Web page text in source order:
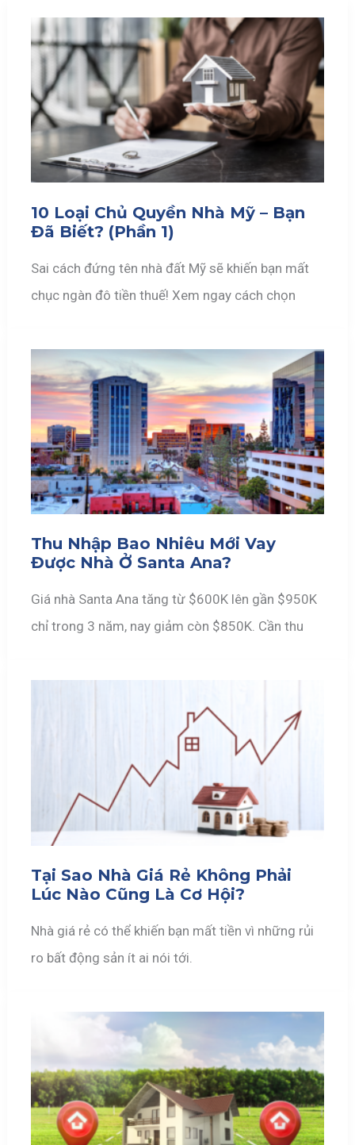
10 Loại Chủ Quyền Nhà Mỹ – Bạn
Đã Biết? (Phần 1)
Sai cách đứng tên nhà đất Mỹ sẽ khiến bạn mất
chục ngàn đô tiền thuế! Xem ngay cách chọn
Thu Nhập Bao Nhiêu Mới Vay
Được Nhà Ở Santa Ana?
Giá nhà Santa Ana tăng từ $600K lên gần $950K
chỉ trong 3 năm, nay giảm còn $850K. Cần thu
Tại Sao Nhà Giá Rẻ Không Phải
Lúc Nào Cũng Là Cơ Hội?
Nhà giá rẻ có thể khiến bạn mất tiền vì những rủi
ro bất động sản ít ai nói tới.